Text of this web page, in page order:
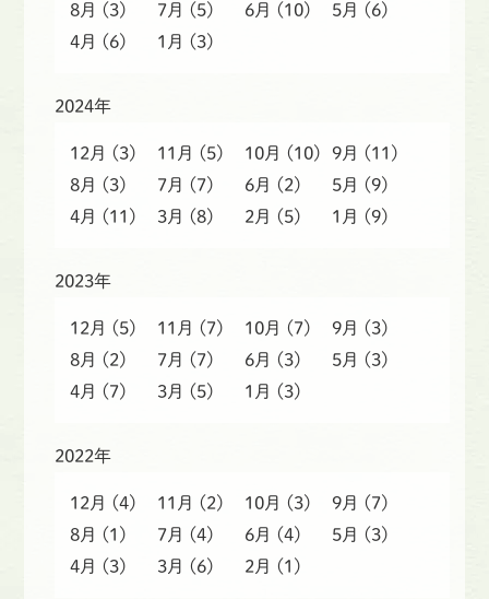
8月
(3) 7月 (5) 6月 (10) 5月
(6)
4月
(6) 1月 (3)
2024年
12月 (3) 11月 (5) 10月 (10) 9月
(11)
8月
(3) 7月 (7) 6月 (2) 5月
(9)
4月
(11) 3月 (8) 2月 (5) 1月 (9)
2023年
12月 (5) 11月 (7) 10月 (7) 9月
(3)
8月
(2) 7月 (7) 6月 (3) 5月
(3)
4月
(7) 3月 (5) 1月 (3)
2022年
12月 (4) 11月 (2) 10月 (3) 9月
(7)
8月
(1) 7月 (4) 6月 (4) 5月
(3)
4月
(3) 3月 (6) 2月 (1)